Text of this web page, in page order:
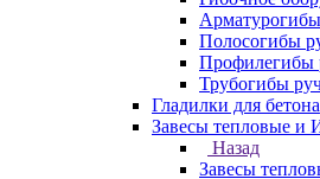
Полосогибы
Профилегибы
Трубогибы
Гладилки для бетона
Завесы тепловые и
Назад
Завесы